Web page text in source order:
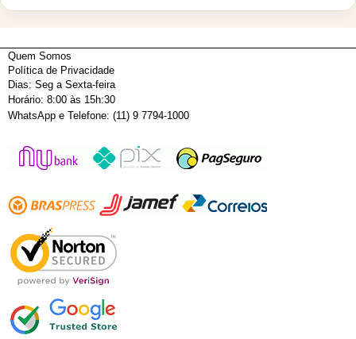
Quem Somos
Política de Privacidade
Dias: Seg a Sexta-feira
Horário: 8:00 às 15h:30
WhatsApp e Telefone: (11) 9 7794-1000